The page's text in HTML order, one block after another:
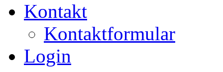
Kontakt
Kontaktformular
Login